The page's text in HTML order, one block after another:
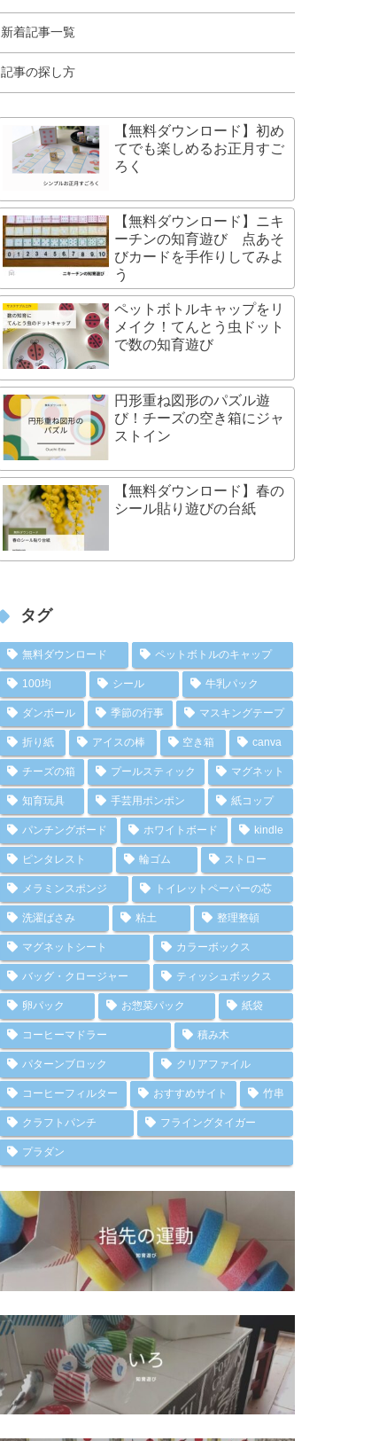
新着記事一覧
記事の探し方
【無料ダウンロード】初め
てでも楽しめるお正月すご
ろく
【無料ダウンロード】ニキ
ーチンの知育遊び 点あそ
びカードを手作りしてみよ
う
ペットボトルキャップをリ
メイク！てんとう虫ドット
で数の知育遊び
円形重ね図形のパズル遊
び！チーズの空き箱にジャ
ストイン
【無料ダウンロード】春の
シール貼り遊びの台紙
タグ
無料ダウンロード ペットボトルのキャップ
100均 シール 牛乳パック
ダンボール 季節の行事 マスキングテープ
折り紙 アイスの棒 空き箱 canva
チーズの箱 プールスティック マグネット
知育玩具 手芸用ポンポン 紙コップ
パンチングボード ホワイトボード kindle
ピンタレスト 輪ゴム ストロー
メラミンスポンジ トイレットペーパーの芯
洗濯ばさみ 粘土 整理整頓
マグネットシート カラーボックス
バッグ・クロージャー ティッシュボックス
卵パック お惣菜パック 紙袋
コーヒーマドラー 積み木
パターンブロック クリアファイル
コーヒーフィルター おすすめサイト 竹串
クラフトパンチ フライングタイガー
プラダン